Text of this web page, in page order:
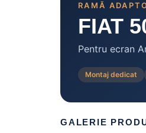
Rame adaptoare Mazda
Rame adaptoare Kia
Rame adaptoare Nissan
Rame adaptoare Fiat
RAMĂ
FIAT
Pentru ecran
Montaj dedicat
GALERIE